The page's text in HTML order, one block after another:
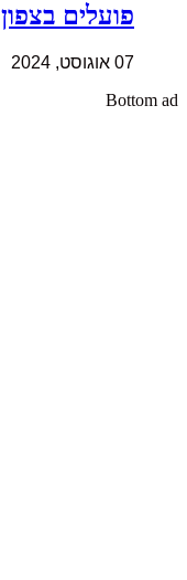
פועלים בצפון
07 אוגוסט, 2024
Bottom ad